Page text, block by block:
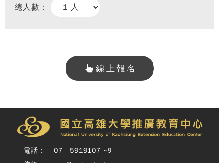
總人數：
線上報名
電話：
07 - 5919107 ~9